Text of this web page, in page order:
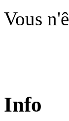
Vous
Info